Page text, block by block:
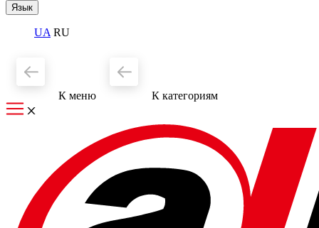
Язык
UA RU
К меню К категориям